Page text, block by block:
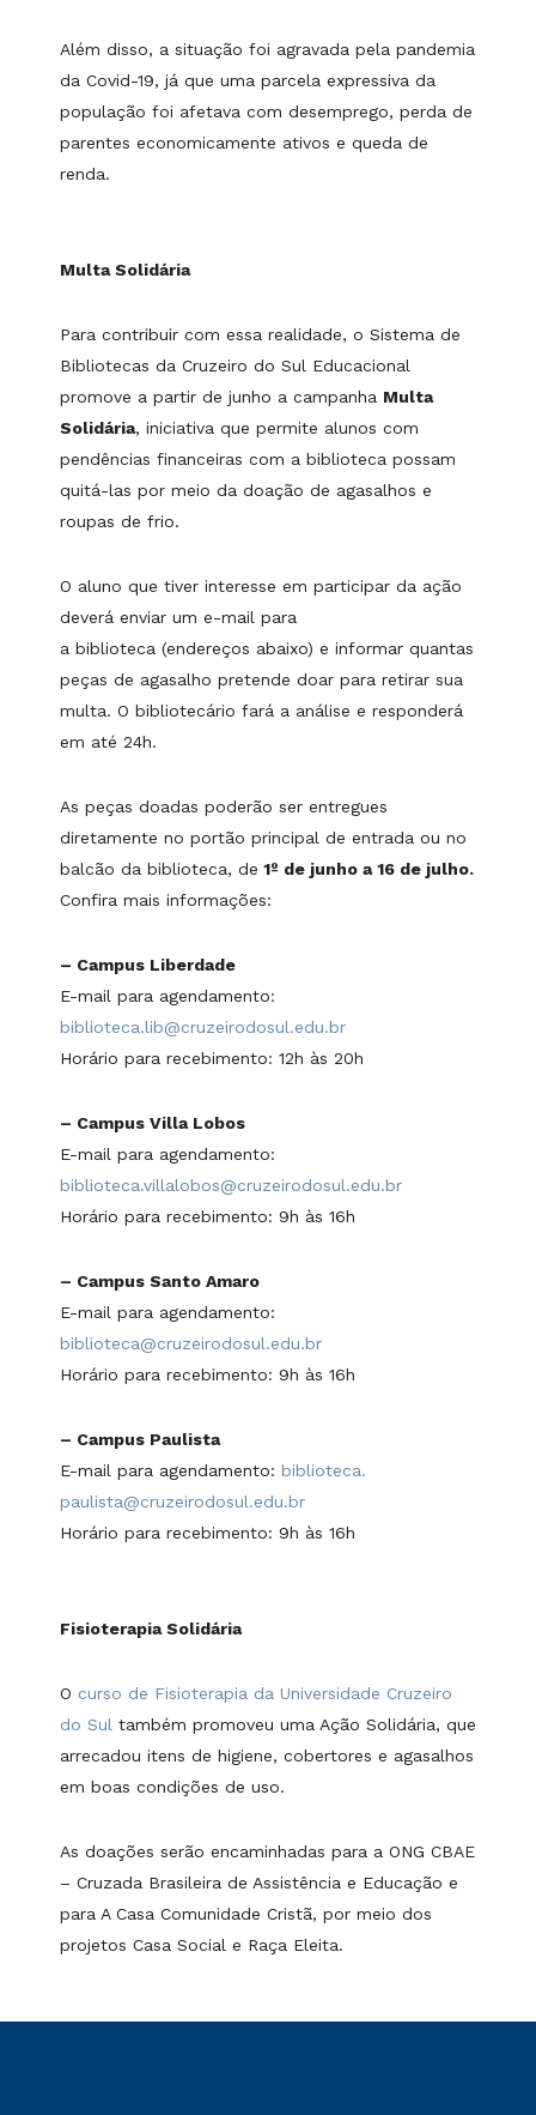
Além disso, a situação foi agravada pela pandemia
da Covid-19, já que uma parcela expressiva da
população foi afetava com desemprego, perda de
parentes economicamente ativos e queda de
renda.
Multa Solidária
Para contribuir com essa realidade, o Sistema de
Bibliotecas da Cruzeiro do Sul Educacional
promove a partir de junho a campanha Multa
Solidária, iniciativa que permite alunos com
pendências financeiras com a biblioteca possam
quitá-las por meio da doação de agasalhos e
roupas de frio.
O aluno que tiver interesse em participar da ação
deverá enviar um e-mail para
a biblioteca (endereços abaixo) e informar quantas
peças de agasalho pretende doar para retirar sua
multa. O bibliotecário fará a análise e responderá
em até 24h.
As peças doadas poderão ser entregues
diretamente no portão principal de entrada ou no
balcão da biblioteca, de 1º de junho a 16 de julho.
Confira mais informações:
– Campus Liberdade
E-mail para agendamento:
biblioteca.lib@cruzeirodosul.edu.br
Horário para recebimento: 12h às 20h
– Campus Villa Lobos
E-mail para agendamento:
biblioteca.villalobos@cruzeirodosul.edu.br
Horário para recebimento: 9h às 16h
– Campus Santo Amaro
E-mail para agendamento:
biblioteca@cruzeirodosul.edu.br
Horário para recebimento: 9h às 16h
– Campus Paulista
E-mail para agendamento: biblioteca.
paulista@cruzeirodosul.edu.br
Horário para recebimento: 9h às 16h
Fisioterapia Solidária
O curso de Fisioterapia da Universidade Cruzeiro
do Sul também promoveu uma Ação Solidária, que
arrecadou itens de higiene, cobertores e agasalhos
em boas condições de uso.
As doações serão encaminhadas para a ONG CBAE
– Cruzada Brasileira de Assistência e Educação e
para A Casa Comunidade Cristã, por meio dos
projetos Casa Social e Raça Eleita.